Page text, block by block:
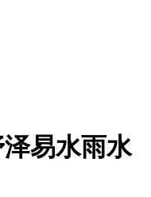
易水雨水